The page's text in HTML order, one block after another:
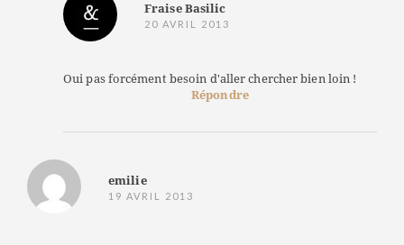
Fraise Basilic
20 AVRIL 2013
Oui pas forcément besoin d'aller chercher bien loin !
Répondre
emilie
19 AVRIL 2013